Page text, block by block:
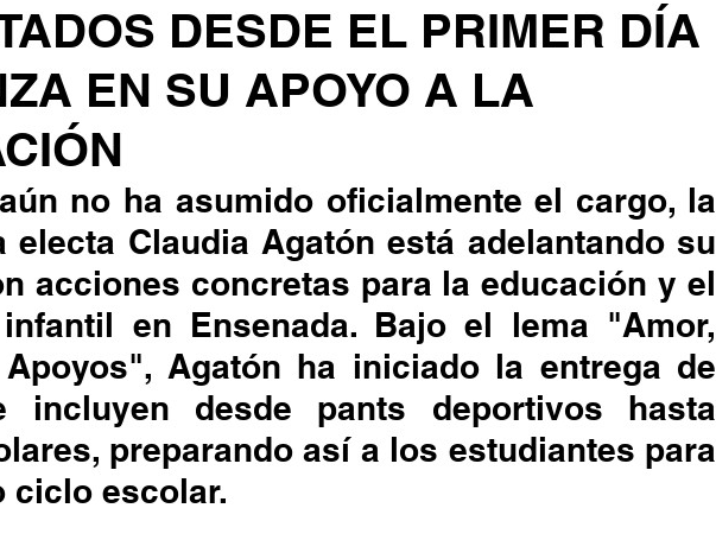
DESDE EL PRIMER DÍA
EN SU APOYO A LA
no ha asumido oficialmente el cargo, la
electa Claudia Agatón está adelantando su
acciones concretas para la educación y el
en Ensenada. Bajo el lema "Amor,
Agatón ha iniciado la entrega de
incluyen desde pants deportivos hasta
preparando así a los estudiantes para
ciclo escolar.